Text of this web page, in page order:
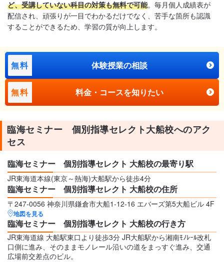
ど、受講していない科目の対策も無料で可能。毎月個人成績表が
配信され、頑張りが一目でわかるだけでなく、苦手な箇所も認識
することができるため、学習の質が向上します。
無料 体験授業の相談
無料 料金・コースを知りたい
臨海セミナー 個別指導セレクト大船校へのアク
セス
臨海セミナー 個別指導セレクト 大船校の最寄り駅
JR東海道本線(東京～熱海)大船駅から徒歩4分
臨海セミナー 個別指導セレクト 大船校の住所
〒247-0056 神奈川県鎌倉市大船1-12-16 エバーズ第5大船ビル 4F
地図を見る
臨海セミナー 個別指導セレクト 大船校の行き方
JR東海道線 大船駅東口より徒歩3分 JR大船駅から湘南ﾓﾉﾚｰﾙ改札
口側に進み、そのままモノレール沿いの道をまっすぐ進み、交通
広場前交差点のビル。